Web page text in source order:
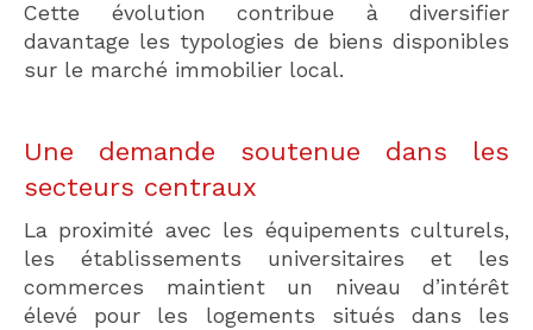
Cette évolution contribue à diversifier
davantage les typologies de biens disponibles
sur le marché immobilier local.
Une demande soutenue dans les
secteurs centraux
La proximité avec les équipements culturels,
les établissements universitaires et les
commerces maintient un niveau d’intérêt
élevé pour les logements situés dans les